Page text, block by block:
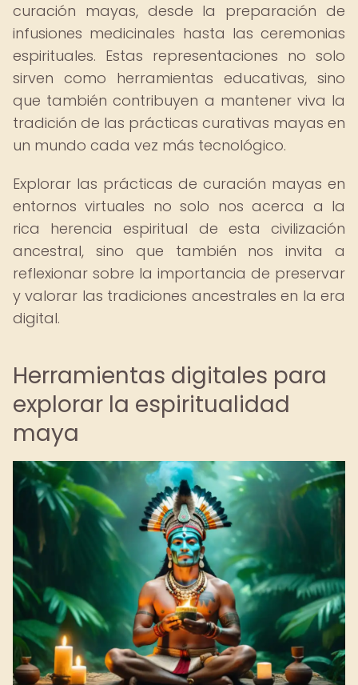
curación mayas, desde la preparación de
infusiones medicinales hasta las ceremonias
espirituales. Estas representaciones no solo
sirven como herramientas educativas, sino
que también contribuyen a mantener viva la
tradición de las prácticas curativas mayas en
un mundo cada vez más tecnológico.
Explorar las prácticas de curación mayas en
entornos virtuales no solo nos acerca a la
rica herencia espiritual de esta civilización
ancestral, sino que también nos invita a
reflexionar sobre la importancia de preservar
y valorar las tradiciones ancestrales en la era
digital.
Herramientas digitales para
explorar la espiritualidad
maya